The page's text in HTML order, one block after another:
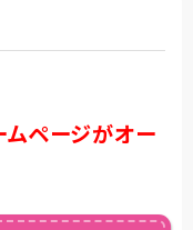
ページがオー